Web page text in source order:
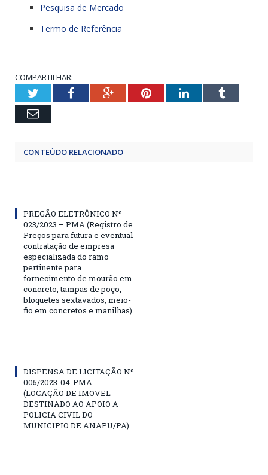
Pesquisa de Mercado
Termo de Referência
COMPARTILHAR:
TwitterFacebookGoogle+PinterestLinkedInTumblr
Email
CONTEÚDO RELACIONADO
PREGÃO ELETRÔNICO Nº
023/2023 – PMA (Registro de
Preços para futura e eventual
contratação de empresa
especializada do ramo
pertinente para
fornecimento de mourão em
concreto, tampas de poço,
bloquetes sextavados, meio-
fio em concretos e manilhas)
DISPENSA DE LICITAÇÃO Nº
005/2023-04-PMA
(LOCAÇÃO DE IMOVEL
DESTINADO AO APOIO A
POLICIA CIVIL DO
MUNICIPIO DE ANAPU/PA)